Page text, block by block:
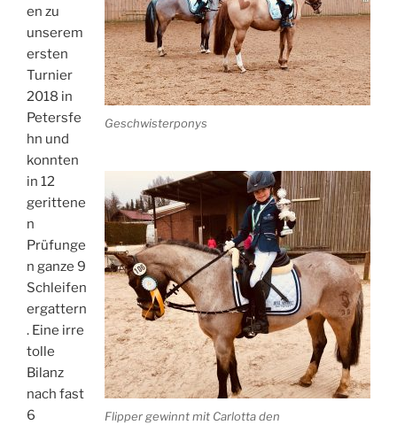
Geschwisterponys
Flipper gewinnt mit Carlotta den
en zu
unserem
ersten
Turnier
2018 in
Petersfe
hn und
konnten
in 12
gerittene
n
Prüfunge
n ganze 9
Schleifen
ergattern
. Eine irre
tolle
Bilanz
nach fast
6